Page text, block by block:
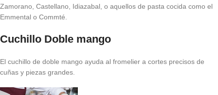
Zamorano, Castellano, Idiazabal, o aquellos de pasta cocida como el
Emmental o Commté.
Cuchillo Doble mango
El cuchillo de doble mango ayuda al fromelier a cortes precisos de
cuñas y piezas grandes.